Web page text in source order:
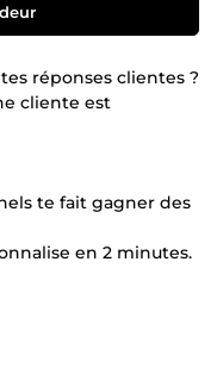
réponses clientes ?
cliente est
te fait gagner des
en 2 minutes.